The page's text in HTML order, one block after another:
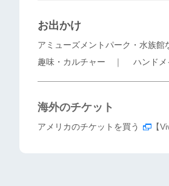
お出かけ
アミューズメントパーク・水族館
趣味・カルチャー ｜ ハンドメ
海外のチケット
アメリカのチケットを買う 【